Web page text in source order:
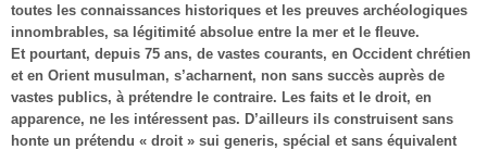
toutes les connaissances historiques et les preuves archéologiques
innombrables, sa légitimité absolue entre la mer et le fleuve.
Et pourtant, depuis 75 ans, de vastes courants, en Occident chrétien
et en Orient musulman, s’acharnent, non sans succès auprès de
vastes publics, à prétendre le contraire. Les faits et le droit, en
apparence, ne les intéressent pas. D’ailleurs ils construisent sans
honte un prétendu « droit » sui generis, spécial et sans équivalent